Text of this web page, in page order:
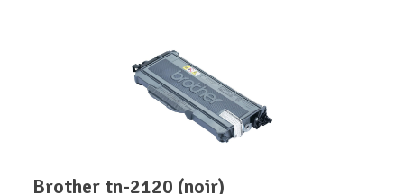
brother tn-2120 (noir)